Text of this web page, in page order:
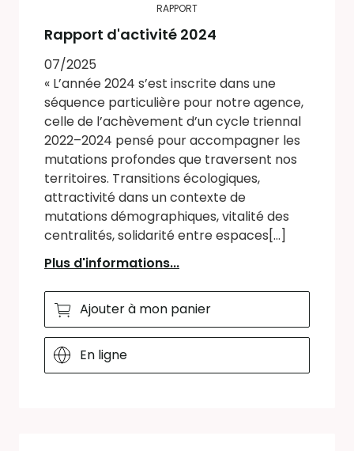
RAPPORT
Rapport d'activité 2024
07/2025
« L’année 2024 s’est inscrite dans une
séquence particulière pour notre agence,
celle de l’achèvement d’un cycle triennal
2022–2024 pensé pour accompagner les
mutations profondes que traversent nos
territoires. Transitions écologiques,
attractivité dans un contexte de
mutations démographiques, vitalité des
centralités, solidarité entre espaces[...]
Plus d'informations...
Ajouter à mon panier
En ligne